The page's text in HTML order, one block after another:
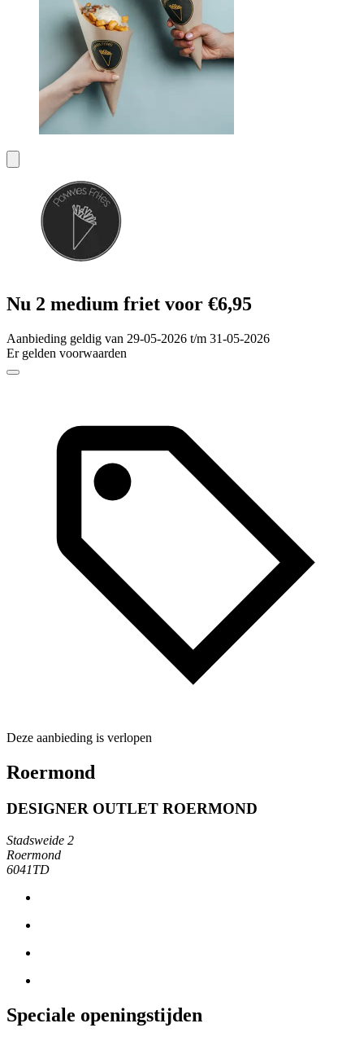
Nu 2 medium friet voor €6,95
Aanbieding geldig van 29-05-2026 t/m 31-05-2026
Er gelden voorwaarden
Deze aanbieding is verlopen
Roermond
DESIGNER OUTLET ROERMOND
Stadsweide 2
Roermond
6041TD
Speciale openingstijden